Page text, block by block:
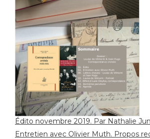
Édito novembre 2019. Par Nathalie
Entretien avec Olivier Muth. Propos